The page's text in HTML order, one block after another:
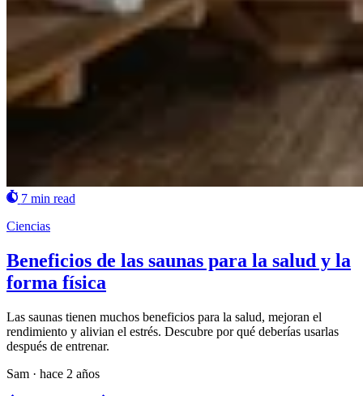
7 min read
Ciencias
Beneficios de las saunas para la salud y la
forma física
Las saunas tienen muchos beneficios para la salud, mejoran el
rendimiento y alivian el estrés. Descubre por qué deberías usarlas
después de entrenar.
Sam · hace 2 años